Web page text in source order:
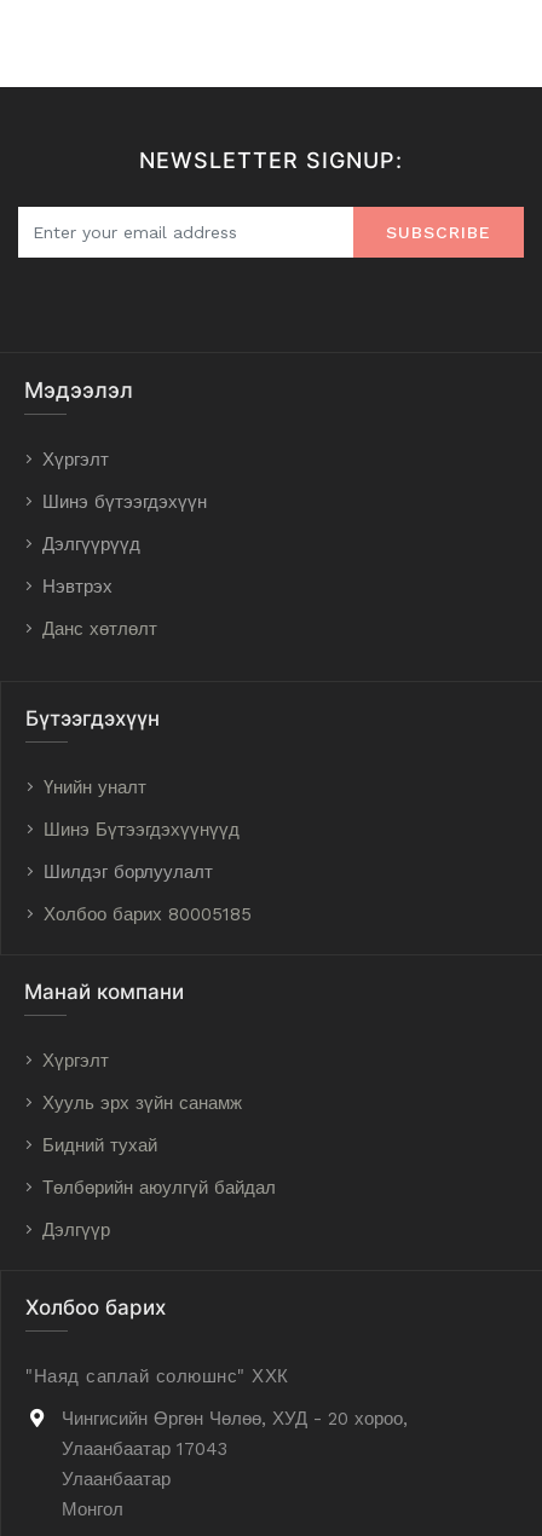
NEWSLETTER SIGNUP:
SUBSCRIBE
Мэдээлэл
Хүргэлт
Шинэ бүтээгдэхүүн
Дэлгүүрүүд
Нэвтрэх
Данс хөтлөлт
Бүтээгдэхүүн
Үнийн уналт
Шинэ Бүтээгдэхүүнүүд
Шилдэг борлуулалт
Холбоо барих 80005185
Манай компани
Хүргэлт
Хууль эрх зүйн санамж
Бидний тухай
Төлбөрийн аюулгүй байдал
Дэлгүүр
Холбоо барих
"Наяд саплай солюшнс" ХХК
Чингисийн Өргөн Чөлөө, ХУД - 20 хороо,
Улаанбаатар 17043
Улаанбаатар
Монгол